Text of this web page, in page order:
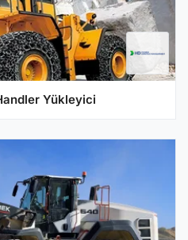
Yükleyici